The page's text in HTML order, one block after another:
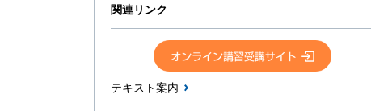
関連リンク
テキスト案内